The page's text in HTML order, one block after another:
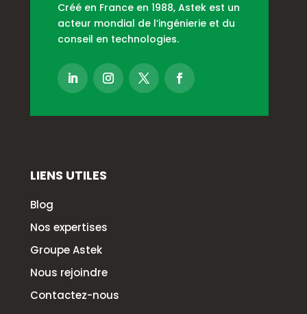
Créé en France en 1988, Astek est un
acteur mondial de l’ingénierie et du
conseil en technologies.
LIENS UTILES
Blog
Nos expertises
Groupe Astek
Nous rejoindre
Contactez-nous